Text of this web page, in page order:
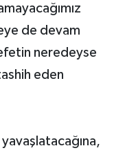
de devam
neredeyse
eden